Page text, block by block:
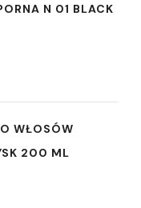
N 01 BLACK
WŁOSÓW
200 ML